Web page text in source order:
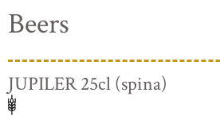
Beers
JUPILER 25cl (spina)